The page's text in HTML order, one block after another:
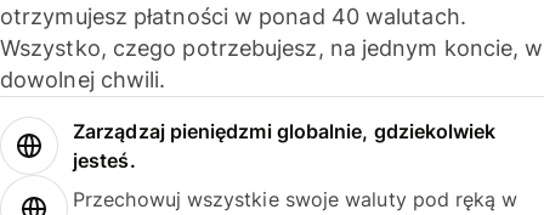
otrzymujesz płatności w ponad 40 walutach.
Wszystko, czego potrzebujesz, na jednym koncie, w
dowolnej chwili.
Zarządzaj pieniędzmi globalnie, gdziekolwiek
jesteś.
Przechowuj wszystkie swoje waluty pod ręką w